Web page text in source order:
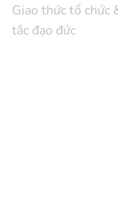
Giao thức tổ chức
tắc đạo đức